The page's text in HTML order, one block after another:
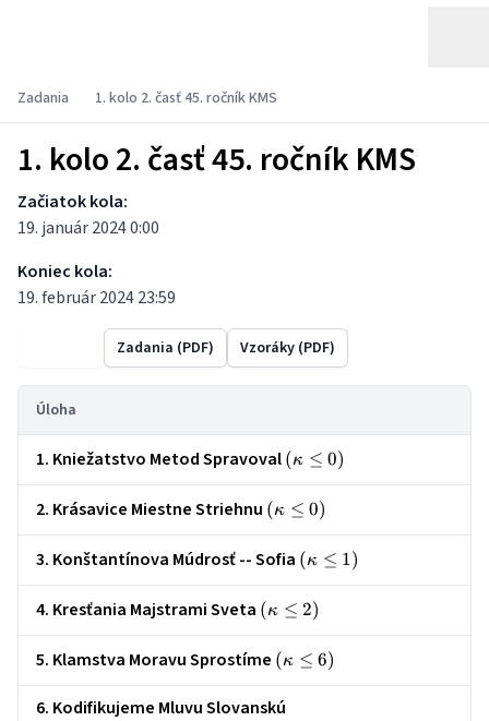
Zadania 1. kolo 2. časť 45. ročník KMS
1. kolo 2. časť 45. ročník KMS
Začiatok kola:
19. január 2024 0:00
Koniec kola:
19. február 2024 23:59
Zadania (PDF) Vzoráky (PDF)
Úloha
1. Kniežatstvo Metod Spravoval \left(\kappa
\le 0\right)
(κ ≤ 0)
2. Krásavice Miestne Striehnu \left(\kappa
\le 0\right)
(κ ≤ 0)
3. Konštantínova Múdrosť -- Sofia \left(\kappa
\le 1\right)
(κ ≤ 1)
4. Kresťania Majstrami Sveta \left(\kappa
\le 2\right)
(κ ≤ 2)
5. Klamstva Moravu Sprostíme \left(\kappa
\le 6\right)
(κ ≤ 6)
6. Kodifikujeme Mluvu Slovanskú